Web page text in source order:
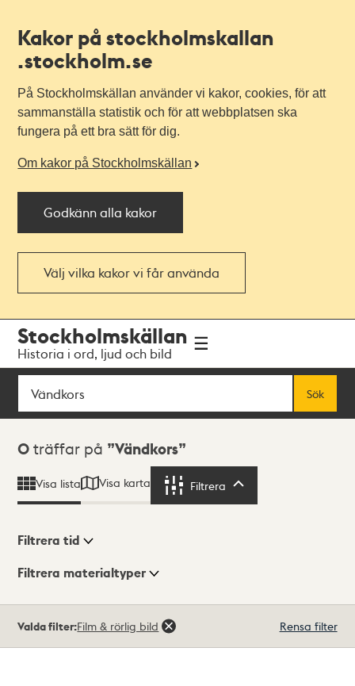
Kakor på stockholmskallan
.stockholm.se
På Stockholmskällan använder vi kakor, cookies, för att
sammanställa statistik och för att webbplatsen ska
fungera på ett bra sätt för dig.
Om kakor på Stockholmskällan
Godkänn alla kakor
Välj vilka kakor vi får använda
navigationen
huvudinnehållet
Stockholmskällan
Historia i ord, ljud och bild
Sök
Sök
Sökresultat
0 träffar på Vändkors
Visa lista Visa karta Filtrera
Visningsläge
Filtrera tid
Filtrera materialtyper
träffar
Valda filter:Film & rörlig bild Rensa filter